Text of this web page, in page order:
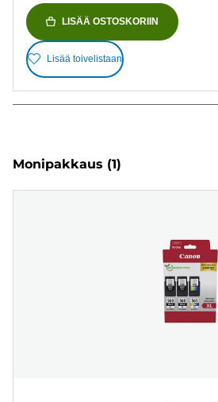
LISÄÄ OSTOSKORIIN
Lisää toivelistaan
Monipakkaus (1)